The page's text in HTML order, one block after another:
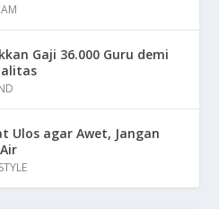
Gaji 36.000 Guru demi
Ulos agar Awet, Jangan